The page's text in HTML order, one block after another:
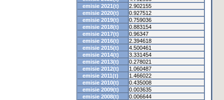
emisie 2021(t)
2.902155
emisie 2020(t)
0.927512
emisie 2019(t)
0.759036
emisie 2018(t)
0.883154
emisie 2017(t)
0.96347
emisie 2016(t)
2.394618
emisie 2015(t)
4.500461
emisie 2014(t)
3.331454
emisie 2013(t)
0.278021
emisie 2012(t)
1.060487
emisie 2011(t)
1.466022
emisie 2010(t)
0.435008
emisie 2009(t)
0.003635
emisie 2008(t)
0.006644